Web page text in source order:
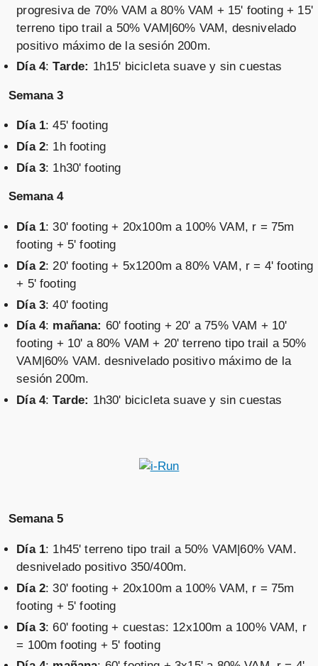
progresiva de 70% VAM a 80% VAM + 15' footing + 15'
terreno tipo trail a 50% VAM|60% VAM, desnivelado
positivo máximo de la sesión 200m.
Día 4:Tarde: 1h15' bicicleta suave y sin cuestas
Semana 3
Día 1: 45' footing
Día 2: 1h footing
Día 3: 1h30' footing
Semana 4
Día 1: 30' footing + 20x100m a 100% VAM, r = 75m
footing + 5' footing
Día 2: 20' footing + 5x1200m a 80% VAM, r = 4' footing
+ 5' footing
Día 3: 40' footing
Día 4: mañana: 60' footing + 20' a 75% VAM + 10'
footing + 10' a 80% VAM + 20' terreno tipo trail a 50%
VAM|60% VAM. desnivelado positivo máximo de la
sesión 200m.
Día 4:Tarde: 1h30' bicicleta suave y sin cuestas
Semana 5
Día 1: 1h45' terreno tipo trail a 50% VAM|60% VAM.
desnivelado positivo 350/400m.
Día 2: 30' footing + 20x100m a 100% VAM, r = 75m
footing + 5' footing
Día 3: 60' footing + cuestas: 12x100m a 100% VAM, r
= 100m footing + 5' footing